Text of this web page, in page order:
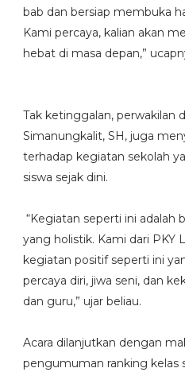
bab dan bersiap membuka
Kami percaya, kalian akan
hebat di masa depan,”
Tak ketinggalan, perwakilan
Simanungkalit, SH, juga
terhadap kegiatan sekolah
siswa sejak dini.
“Kegiatan seperti ini adalah
yang holistik. Kami dari PKY
kegiatan positif seperti ini
percaya diri, jiwa seni, dan
dan guru,” ujar beliau.
Acara dilanjutkan dengan
pengumuman ranking kelas